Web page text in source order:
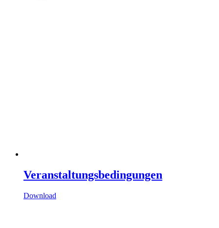
Veranstaltungsbedingungen
Download